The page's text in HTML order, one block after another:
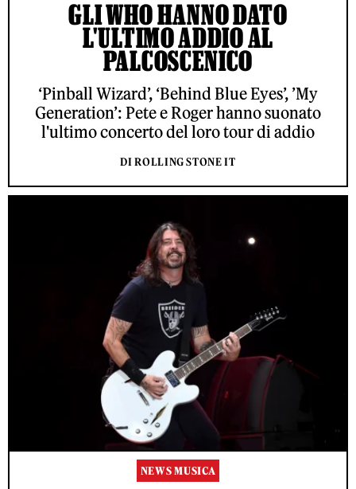
GLI WHO HANNO DATO
L'ULTIMO ADDIO AL
PALCOSCENICO
‘Pinball Wizard’, ‘Behind Blue Eyes’, ’My
Generation’: Pete e Roger hanno suonato
l'ultimo concerto del loro tour di addio
DI ROLLING STONE IT
NEWS MUSICA